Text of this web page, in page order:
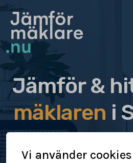
Jämför &
mäklaren i
Vi använder cookies